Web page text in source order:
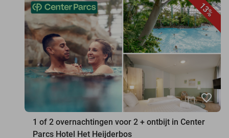
13%
favorite_border
1 of 2 overnachtingen voor 2 + ontbijt in Center
Parcs Hotel Het Heijderbos